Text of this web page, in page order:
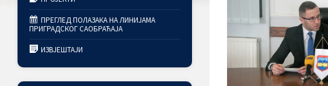
ПРЕГЛЕД ПОЛАЗАКА НА ЛИНИЈАМА
ПРИГРАДСКОГ САОБРАЋАЈА
ИЗВЈЕШТАЈИ